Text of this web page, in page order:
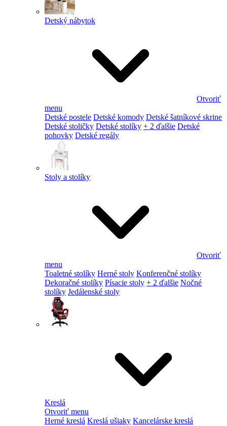
Detský nábytok
Otvoriť
menu
Detské postele Detské komody Detské šatníkové skrine
Detské stoličky Detské stolíky + 2 ďalšie Detské
pohovky Detské regály
Stoly a stolíky
Otvoriť
menu
Toaletné stolíky Herné stoly Konferenčné stolíky
Dekoračné stolíky Písacie stoly + 2 ďalšie Nočné
stolíky Jedálenské stoly
Kreslá
Otvoriť menu
Herné kreslá Kreslá ušiaky Kancelárske kreslá